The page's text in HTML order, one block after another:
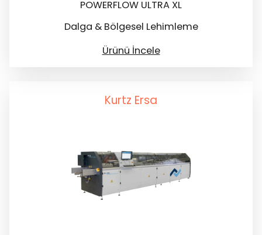
POWERFLOW ULTRA XL
Dalga & Bölgesel Lehimleme
Ürünü İncele
Kurtz Ersa